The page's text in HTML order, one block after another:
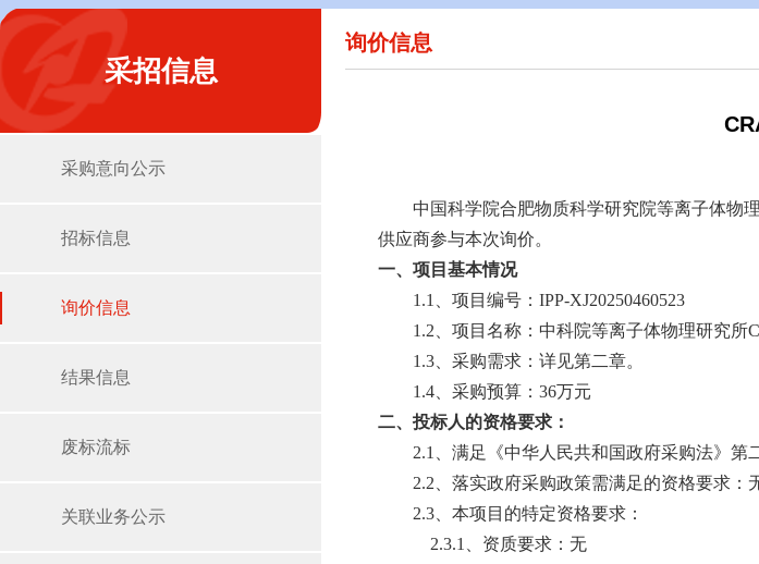
采招信息
采购意向公示
招标信息
询价信息
结果信息
废标流标
关联业务公示
询价信息
中国科学院合肥物质科学研究院等离子体物
供应商参与本次询价。
一、项目基本情况
1.1、项目编号：IPP-XJ20250460523
1.2、项目名称：中科院等离子体物理研究所
1.3、采购需求：详见第二章。
1.4、采购预算：36万元
二、投标人的资格要求：
2.1、满足《中华人民共和国政府采购法》第
2.2、落实政府采购政策需满足的资格要求：
2.3、本项目的特定资格要求：
2.3.1、资质要求：无